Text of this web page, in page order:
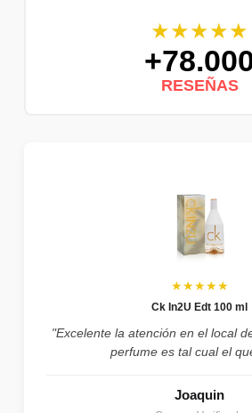
★★★★★
RESEÑAS
★★★★★
Ck In2U Edt 100 ml
"Excelente la atención en el local
perfume es tal cual el
Joaquin